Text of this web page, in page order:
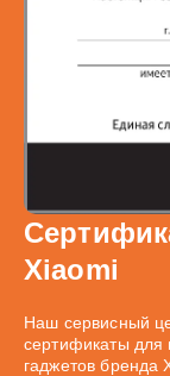
Xiaomi
Наш сервисный
сертификаты для
гаджетов бренда